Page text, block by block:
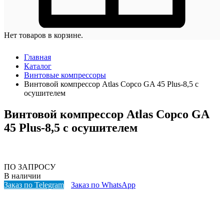
Нет товаров в корзине.
Главная
Каталог
Винтовые компрессоры
Винтовой компрессор Atlas Copco GA 45 Plus-8,5 с
осушителем
Винтовой компрессор Atlas Copco GA
45 Plus-8,5 с осушителем
ПО ЗАПРОСУ
В наличии
Заказ по Telegram
Заказ по WhatsApp